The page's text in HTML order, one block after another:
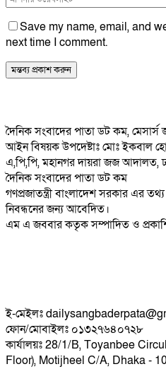
Save my name, email, and
next time I comment.
দৈনিক সংবাদের পাতা ডট কম, মেসার্স
আইন বিষয়ক উপদেষ্টাঃ মোঃ ইকবাল
এ,পি,পি, মহানগর দায়রা জজ আদালত,
দৈনিক সংবাদের পাতা ডট কম
গণপ্রজাতন্ত্রী বাংলাদেশ সরকার এর
নিবন্ধনের জন্য আবেদিত।
এম এ জববার কতৃক সম্পাদিত ও
ই-মেইলঃ
ফোন/মোবাইলঃ ০১৩২৭৬৪০৭২৮
কার্যালয়ঃ 28/1/B, Toyanbee
Floor), Motijheel C/A, Dhaka -